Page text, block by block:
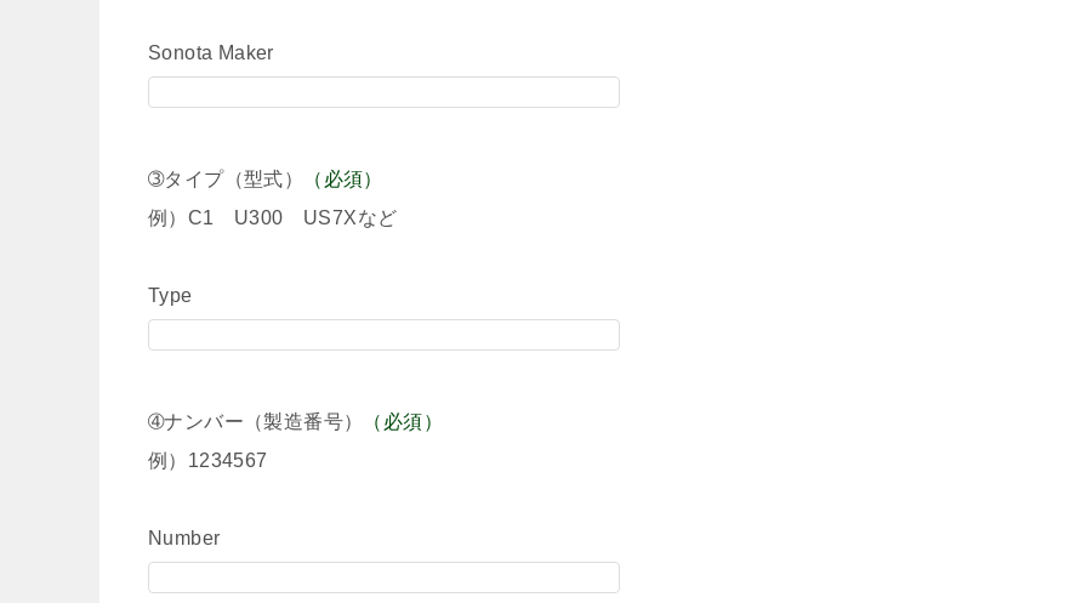
Sonota Maker
➂タイプ（型式）
（必須）
例）C1 U300 US7Xなど
Type
➃ナンバー（製造番号）
（必須）
例）1234567
Number